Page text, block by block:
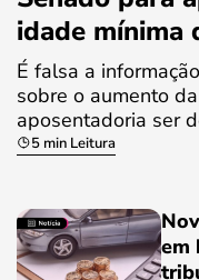
idade mínima
É falsa a
sobre o aumento
aposentadoria ser
5 min Leitura
em